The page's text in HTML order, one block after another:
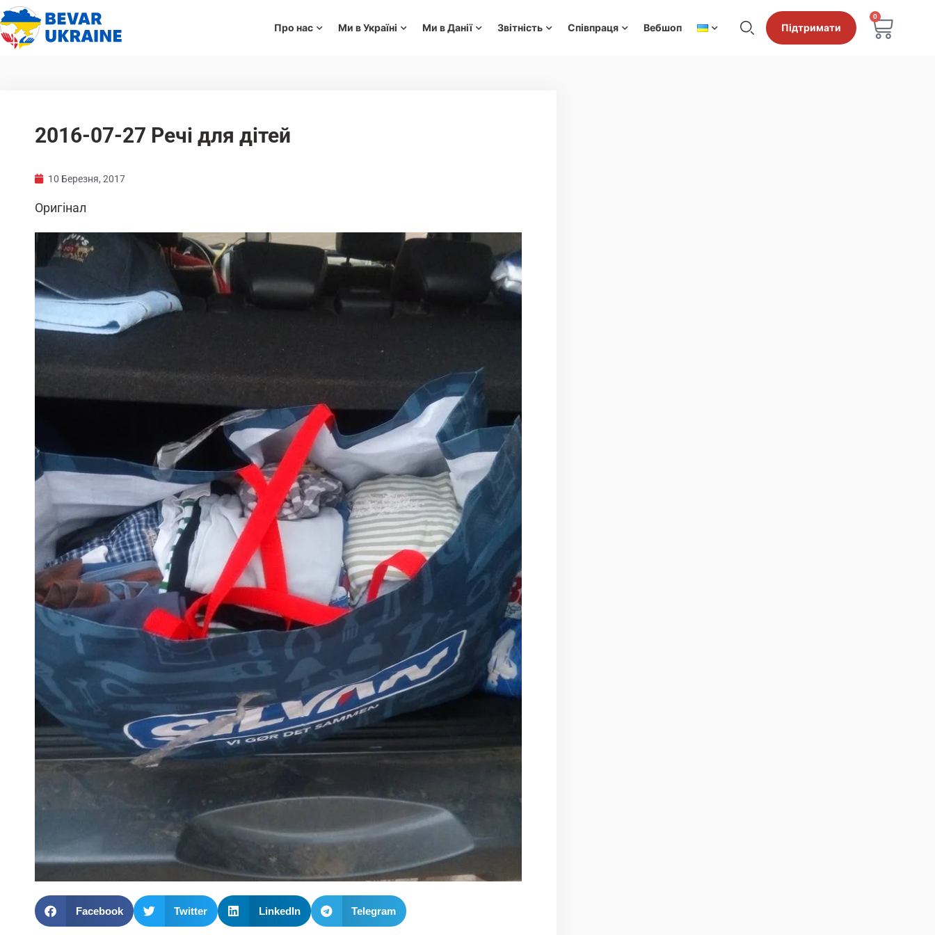
Про нас Ми в Україні Ми в Данії Звітність Співпраця Вебшоп Підтримати
0
2016-07-27 Речі для дітей
10 Березня, 2017
Оригінал
Facebook Twitter LinkedIn Telegram